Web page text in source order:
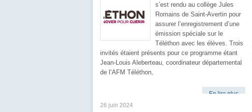
s’est rendu au collège Jules
Romains de Saint-Avertin pour
assurer l’enregistrement d’une
émission spéciale sur le
Téléthon avec les élèves. Trois
invités étaient présents pour ce programme étant
Jean-Louis Aleberteau, coordinateur départemental
de l’AFM Téléthon,
En lire plus
26 juin 2024